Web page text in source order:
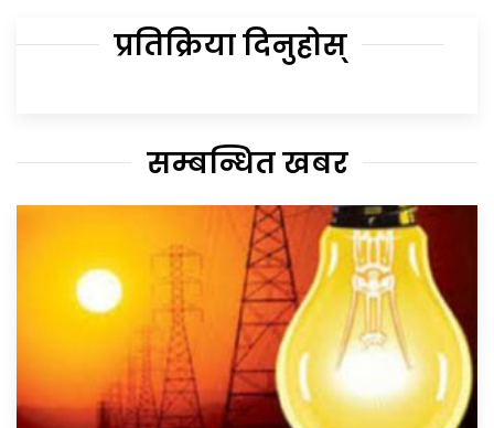
प्रतिक्रिया दिनुहोस्
सम्बन्धित खबर